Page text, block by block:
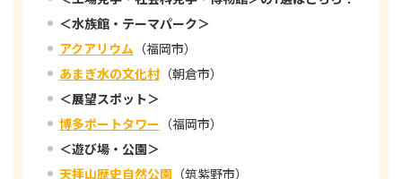
＜水族館・テーマパーク＞
アクアリウム （福岡市）
あまぎ水の文化村（朝倉市）
＜展望スポット＞
博多ポートタワー （福岡市）
＜遊び場・公園＞
天拝山歴史自然公園 （筑紫野市）